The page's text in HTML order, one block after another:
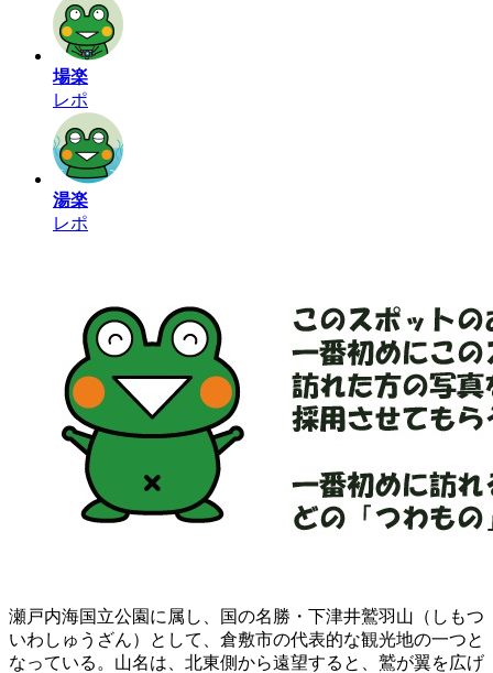
場楽
レポ
湯楽
レポ
瀬戸内海国立公園に属し、国の名勝・下津井鷲羽山（しもつ
いわしゅうざん）として、倉敷市の代表的な観光地の一つと
なっている。山名は、北東側から遠望すると、鷲が翼を広げ